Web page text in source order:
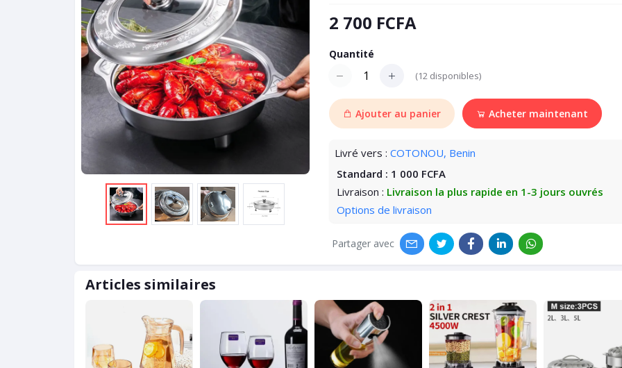
2 700 FCFA
Quantité
(12disponibles)
Ajouter au panier Acheter maintenant
Livré vers : COTONOU, Benin
Standard : 1 000 FCFA
Livraison : Livraison la plus rapide en 1-3 jours ouvrés
Options de livraison
Partager avec
Articles similaires